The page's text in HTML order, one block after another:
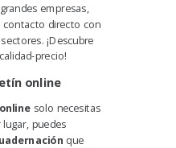
empresas,
directo con
¡Descubre
precio!
online
solo necesitas
puedes
que